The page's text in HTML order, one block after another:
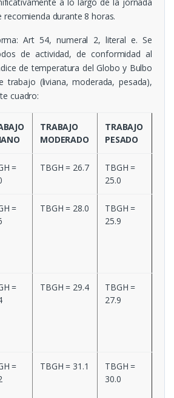
recomienda durante 8 horas.
: Art 54, numeral 2, literal e. Se
de actividad, de conformidad al
de temperatura del Globo y Bulbo
trabajo (liviana, moderada, pesada),
cuadro:
TRABAJO
MODERADO
TRABAJO
PESADO
=
TBGH = 26.7
TBGH =
25.0
=
TBGH = 28.0
TBGH =
25.9
=
TBGH = 29.4
TBGH =
27.9
=
TBGH = 31.1
TBGH =
30.0